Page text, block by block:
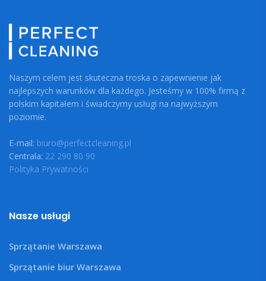
Naszym celem jest skuteczna troska o zapewnienie jak
najlepszych warunków dla każdego. Jesteśmy w 100% firmą z
polskim kapitałem i świadczymy usługi na najwyższym
poziomie.
E-mail: biuro@perfectcleaning.pl
Centrala: 22 290 80 90
Polityka Prywatności
Nasze usługi
Sprzątanie Warszawa
Sprzątanie biur Warszawa